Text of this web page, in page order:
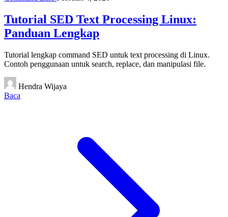
Tutorial SED Text Processing Linux:
Panduan Lengkap
Tutorial lengkap command SED untuk text processing di Linux.
Contoh penggunaan untuk search, replace, dan manipulasi file.
Hendra Wijaya
Baca